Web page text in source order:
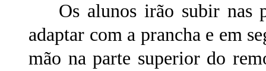
Os alunos irão subir nas
adaptar com a prancha e em
mão na parte superior do